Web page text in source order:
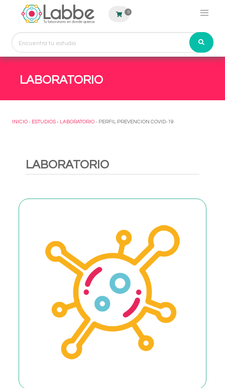
0
LABORATORIO
INICIO - ESTUDIOS - LABORATORIO - PERFIL PREVENCION COVID-19
LABORATORIO